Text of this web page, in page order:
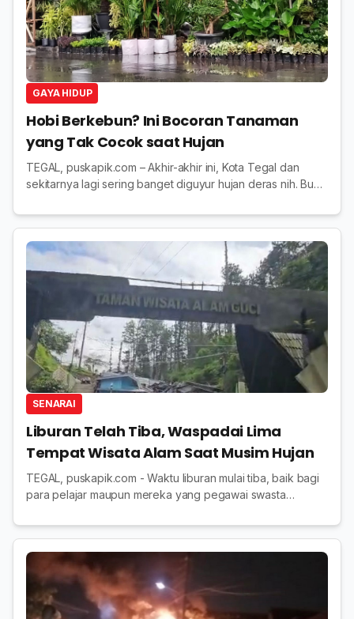
GAYA HIDUP
Hobi Berkebun? Ini Bocoran Tanaman
yang Tak Cocok saat Hujan
TEGAL, puskapik.com – Akhir-akhir ini, Kota Tegal dan
sekitarnya lagi sering banget diguyur hujan deras nih. Buat
jadi "berkah", tapi hati-hati ya,...
SENARAI
Liburan Telah Tiba, Waspadai Lima
Tempat Wisata Alam Saat Musim Hujan
TEGAL, puskapik.com - Waktu liburan mulai tiba, baik bagi
para pelajar maupun mereka yang pegawai swasta
baru kini dilakukan aparat kepolisian da...